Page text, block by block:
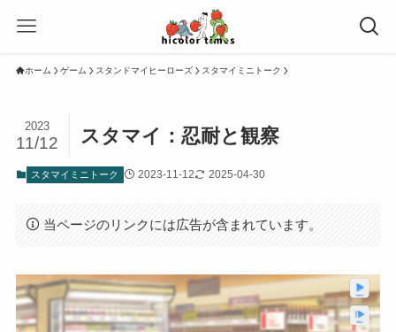
ホーム ゲーム スタンドマイヒーローズ スタマイミニトーク
スタマイ：忍耐と観察
2023
11/12
スタマイミニトーク 2023-11-12 2025-04-30
当ページのリンクには広告が含まれています。